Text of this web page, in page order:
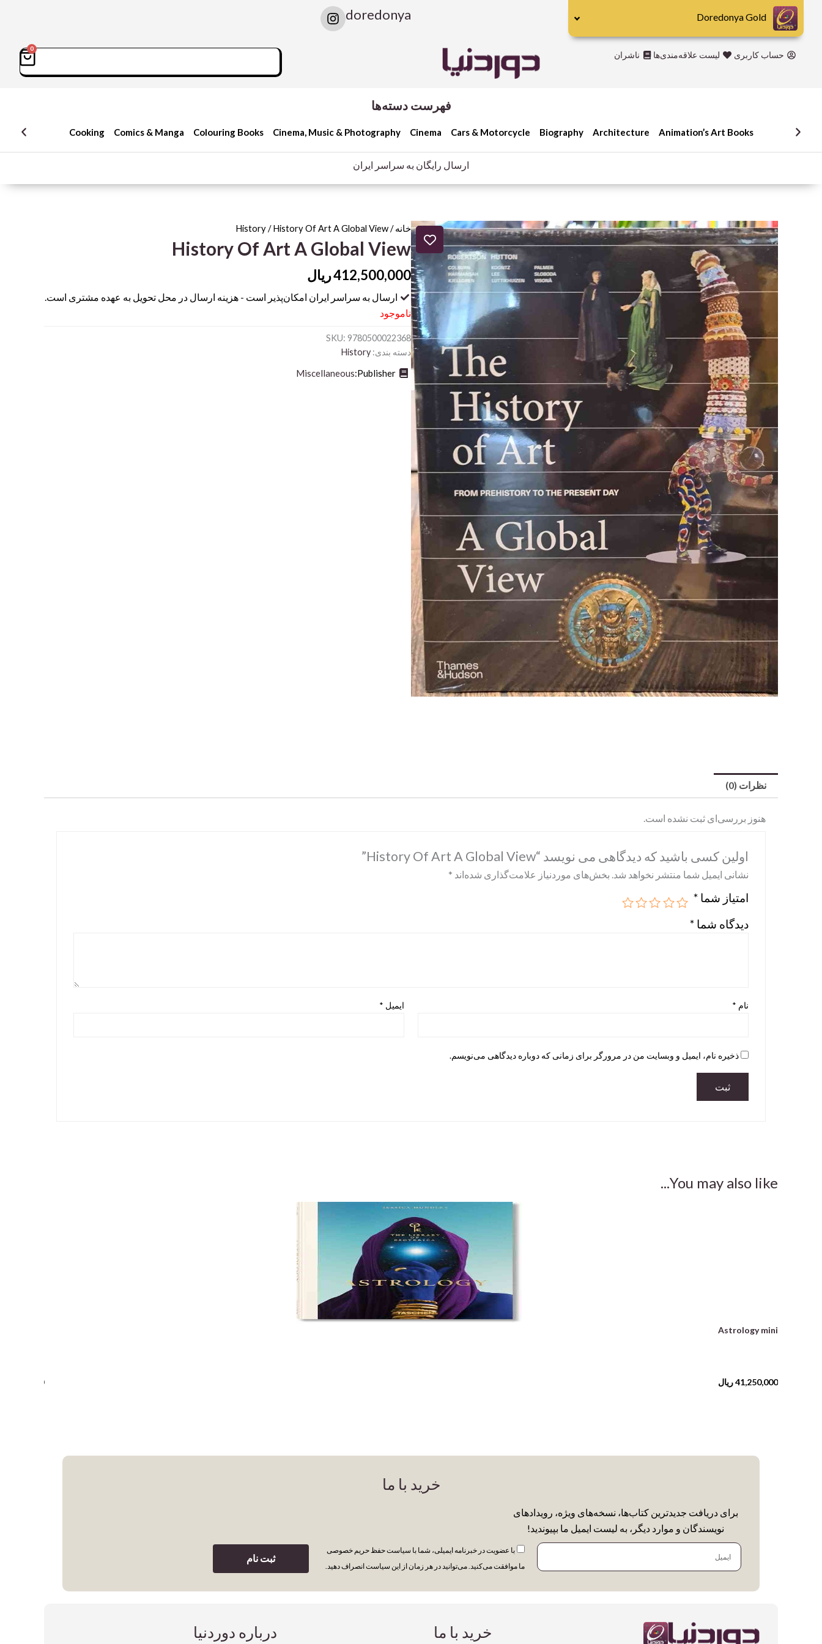
محتوا
doredonya
I
n
حساب کاربری لیست علاقه‌مندی‌ها ناشران Search
0
سبد
خرید
فهرست دسته‌ها
Animation’s Art Books
Architecture
Biography
Cars & Motorcycle
Cinema
Cinema, Music & Photography
Colouring Books
Comics & Manga
Cooking
ارسال رایگان به سراسر ایران
خانه/
History/ History Of Art A Global View
History Of Art A Global View
412,500,000ریال
ارسال به سراسر ایران امکان‌پذیر است - هزینه ارسال در محل تحویل به عهده مشتری است.
ناموجود
SKU: 9780500022368
دسته بندی: History
Publisher:
Miscellaneous
نظرات (0)
هنوز بررسی‌ای ثبت نشده است.
اولین کسی باشید که دیدگاهی می نویسد “History Of Art A Global View”
نشانی ایمیل شما منتشر نخواهد شد. بخش‌های موردنیاز علامت‌گذاری شده‌اند *
امتیاز شما *
دیدگاه شما *
نام * ایمیل *
ذخیره نام، ایمیل و وبسایت من در مرورگر برای زمانی که دوباره دیدگاهی می‌نویسم.
You may also like...
Astrology mini
41,250,000ریال
خرید با ما
برای دریافت جدیدترین کتاب‌ها، نسخه‌های ویژه، رویدادهای
نویسندگان و موارد دیگر، به لیست ایمیل ما بپیوندید!
ایمیل
با عضویت در خبرنامه ایمیلی، شما با سیاست حفظ حریم خصوصی
ما موافقت می‌کنید. می‌توانید در هر زمان از این سیاست انصراف دهید.
ثبت نام
خرید با ما درباره دوردنیا